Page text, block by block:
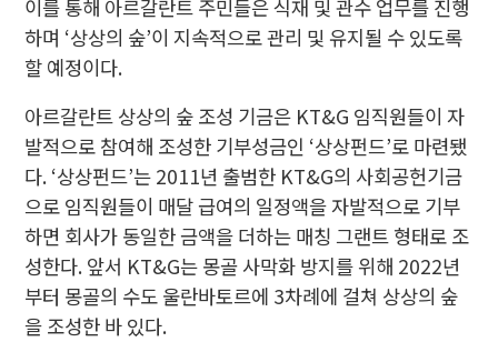
이를 통해 아르갈란트 주민들은 식재 및 관수 업무를 진행
하며 ‘상상의 숲’이 지속적으로 관리 및 유지될 수 있도록
할 예정이다.
아르갈란트 상상의 숲 조성 기금은 KT&G 임직원들이 자
발적으로 참여해 조성한 기부성금인 ‘상상펀드’로 마련됐
다. ‘상상펀드’는 2011년 출범한 KT&G의 사회공헌기금
으로 임직원들이 매달 급여의 일정액을 자발적으로 기부
하면 회사가 동일한 금액을 더하는 매칭 그랜트 형태로 조
성한다. 앞서 KT&G는 몽골 사막화 방지를 위해 2022년
부터 몽골의 수도 울란바토르에 3차례에 걸쳐 상상의 숲
을 조성한 바 있다.